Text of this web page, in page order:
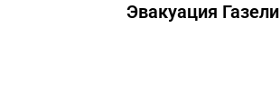
Эвакуация Газели